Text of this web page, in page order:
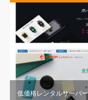
低価格レンタルサーバ